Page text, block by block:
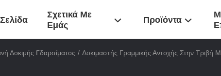
Σχετικά Με
Εμάς
Προϊόντα
Δοκιμής Γδαρσίματος / Δοκιμαστής Γραμμικής Αντοχής Στην Τριβή